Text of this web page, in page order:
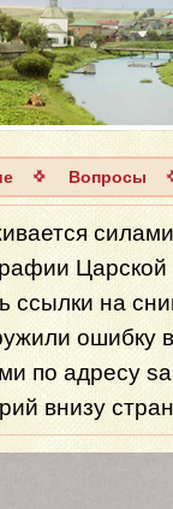
Вопросы
ссылки на
ошибку
по адресу
внизу